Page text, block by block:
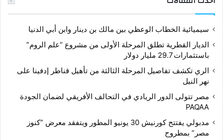
سيميائية الخطاب الوعظي بين مالك بن دينار وابن أبي الدنيا
الديار القطرية تطلق المرحلة الأولى من مشروع “علم الروم”
باستثمارات 29.7 مليار دولار
الري تكشف تفاصيل المرحلة الثالثة من تأهيل قناطر إدفينا على
نهر النيل
مصر تتولى الدور الريادي في التحالف الأفريقي لضمان الجودة
PAQAA
مدبولي يفتتح كورنيش 30 يونيو المطور ويتفقد معرض “كنوز
مصر” بمطروح